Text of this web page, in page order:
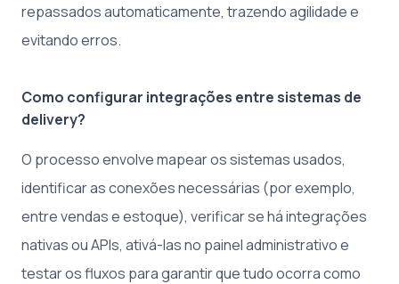
repassados automaticamente, trazendo agilidade e
evitando erros.
Como configurar integrações entre sistemas de
delivery?
O processo envolve mapear os sistemas usados,
identificar as conexões necessárias (por exemplo,
entre vendas e estoque), verificar se há integrações
nativas ou APIs, ativá-las no painel administrativo e
testar os fluxos para garantir que tudo ocorra como